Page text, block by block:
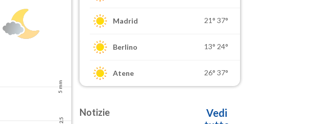
5 mm
2.5
Madrid 21° 37°
Berlino 13° 24°
Atene 26° 37°
Notizie
Vedi